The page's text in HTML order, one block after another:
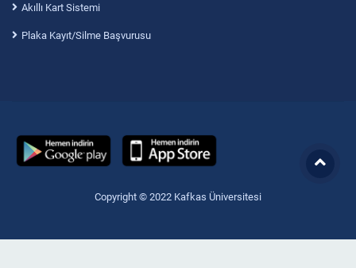
Akıllı Kart Sistemi
Plaka Kayıt/Silme Başvurusu
Copyright © 2022 Kafkas Üniversitesi